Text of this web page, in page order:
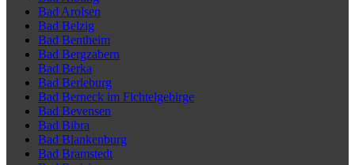
Bad Arolsen
Bad Belzig
Bad Bentheim
Bad Bergzabern
Bad Berka
Bad Berleburg
Bad Berneck im Fichtelgebirge
Bad Bevensen
Bad Bibra
Bad Blankenburg
Bad Bramstedt